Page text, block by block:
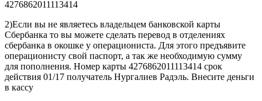
4276862011113414
2)Если вы не являетесь владельцем банковской карты
Сбербанка то вы можете сделать перевод в отделениях
сбербанка в окошке у операциониста. Для этого предъявите
операционисту свой паспорт, а так же необходимую сумму
для пополнения. Номер карты 4276862011113414 срок
действия 01/17 получатель Нургалиев Радэль. Внесите деньги
в кассу